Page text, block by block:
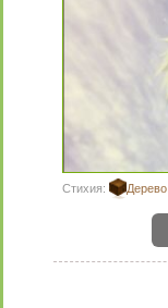
Стихия: Дерево